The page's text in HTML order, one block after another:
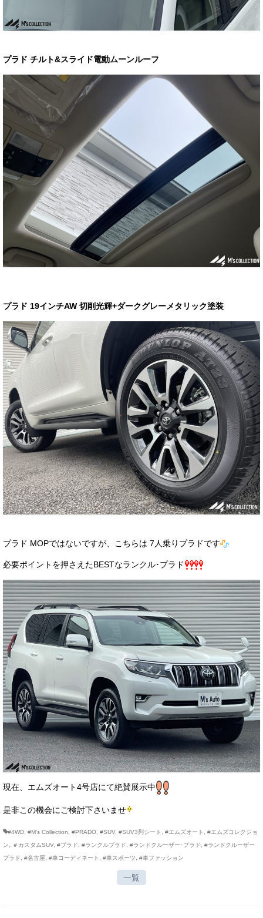
プラド チルト&スライド電動ムーンルーフ
プラド 19インチAW 切削光輝+ダークグレーメタリック塗装
プラド MOPではないですが、こちらは 7人乗りプラドです
必要ポイントを押さえたBESTなランクル･プラド
現在、エムズオート4号店にて絶賛展示中
是非この機会にご検討下さいませ
#4WD #M’s Collection #PRADO #SUV, #SUV3列シート #エムズオート
#エムズコレクショ
ン
＃カスタムSUV, #プラド #ランクルプラド #ランドクルーザー･プラド
#ランドクルーザー
プラド
#名古屋 #車コーディネート #車スポーツ #車ファッション
一覧